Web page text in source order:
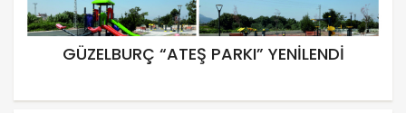
GÜZELBURÇ “ATEŞ PARKI” YENİLENDİ